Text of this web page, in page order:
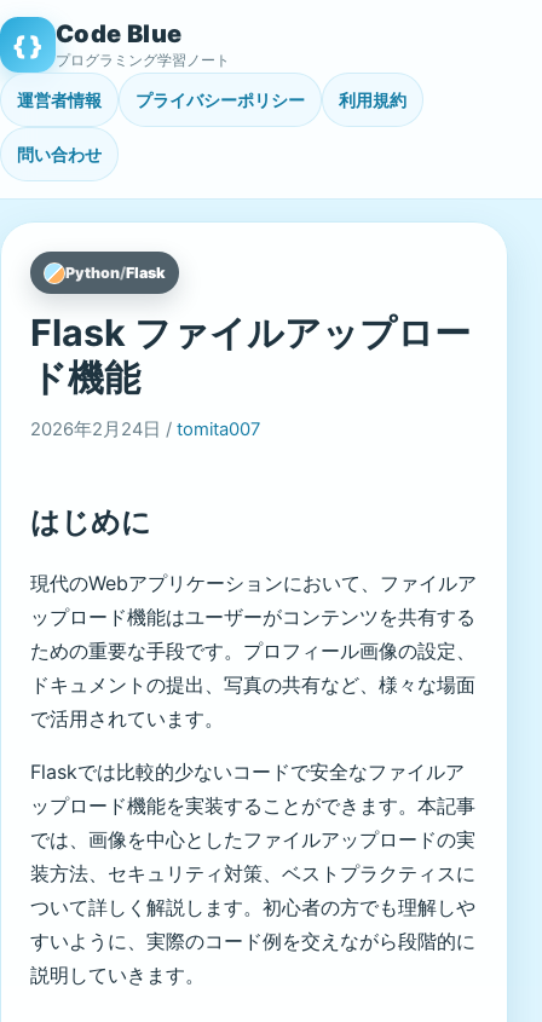
Skip
to
content
{ } Code Blue
プログラミング学習ノート
運営者情報 プライバシーポリシー 利用規約
問い合わせ
Python/Flask
Flask ファイルアップロー
ド機能
2026年2月24日 / tomita007
はじめに
現代のWebアプリケーションにおいて、ファイルア
ップロード機能はユーザーがコンテンツを共有する
ための重要な手段です。プロフィール画像の設定、
ドキュメントの提出、写真の共有など、様々な場面
で活用されています。
Flaskでは比較的少ないコードで安全なファイルア
ップロード機能を実装することができます。本記事
では、画像を中心としたファイルアップロードの実
装方法、セキュリティ対策、ベストプラクティスに
ついて詳しく解説します。初心者の方でも理解しや
すいように、実際のコード例を交えながら段階的に
説明していきます。